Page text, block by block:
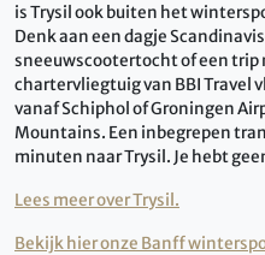
is Trysil ook buiten het
Denk aan een dagje
sneeuwscootertocht of een trip
chartervliegtuig van BBI Travel
vanaf Schiphol of Groningen
Mountains. Een inbegrepen
minuten naar Trysil. Je hebt
Lees meer over Trysil.
Bekijk hier onze Banff